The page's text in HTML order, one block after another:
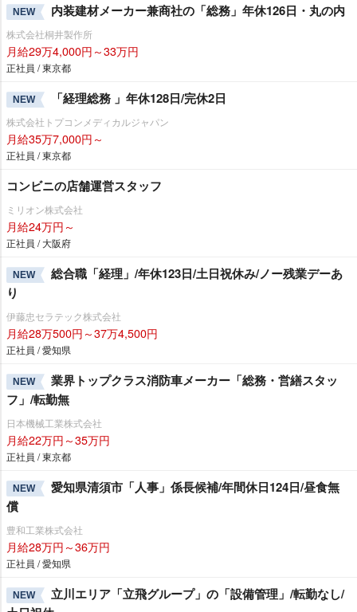
NEW 内装建材メーカー兼商社の「総務」年休126日・丸の内
株式会社桐井製作所
月給29万4,000円～33万円
正社員 / 東京都
NEW 「経理総務 」年休128日/完休2日
株式会社トプコンメディカルジャパン
月給35万7,000円～
正社員 / 東京都
コンビニの店舗運営スタッフ
ミリオン株式会社
月給24万円～
正社員 / 大阪府
NEW
総合職「経理」/年休123日/土日祝休み/ノー残業デーあ
り
伊藤忠セラテック株式会社
月給28万500円～37万4,500円
正社員 / 愛知県
NEW
業界トップクラス消防車メーカー「総務・営繕スタッ
フ」/転勤無
日本機械工業株式会社
月給22万円～35万円
正社員 / 東京都
NEW
愛知県清須市「人事」係長候補/年間休日124日/昼食無
償
豊和工業株式会社
月給28万円～36万円
正社員 / 愛知県
NEW
立川エリア「立飛グループ」の「設備管理」/転勤なし/